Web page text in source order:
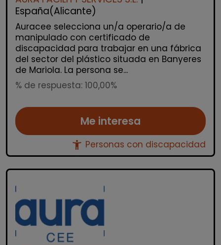
España(Alicante)
Auracee selecciona un/a operario/a de
manipulado con certificado de
discapacidad para trabajar en una fábrica
del sector del plástico situada en Banyeres
de Mariola. La persona se...
% de respuesta: 100,00%
Me interesa
accessibility_new Personas con discapacidad